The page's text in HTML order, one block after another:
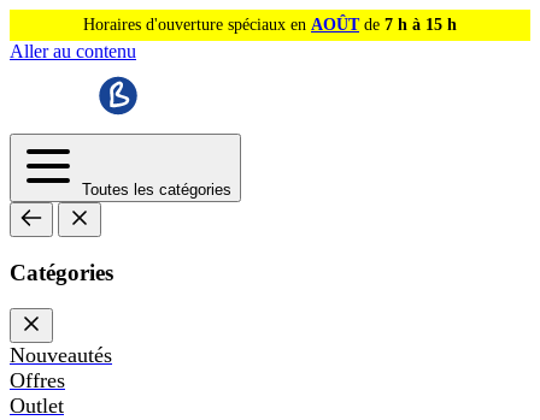
Horaires d'ouverture spéciaux en AOÛTde 7 h à 15 h
Aller au contenu
Toutes les catégories
Catégories
Nouveautés
Offres
Outlet